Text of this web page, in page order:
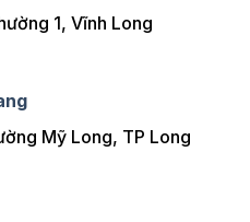
1, Vĩnh Long
Mỹ Long, TP Long